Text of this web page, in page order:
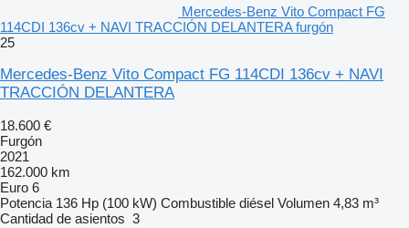
Mercedes-Benz Vito Compact FG
114CDI 136cv + NAVI TRACCIÓN DELANTERA furgón
25
Mercedes-Benz Vito Compact FG 114CDI 136cv + NAVI
TRACCIÓN DELANTERA
18.600 €
Furgón
2021
162.000 km
Euro 6
Potencia 136 Hp (100 kW) Combustible diésel Volumen 4,83 m³
Cantidad de asientos 3